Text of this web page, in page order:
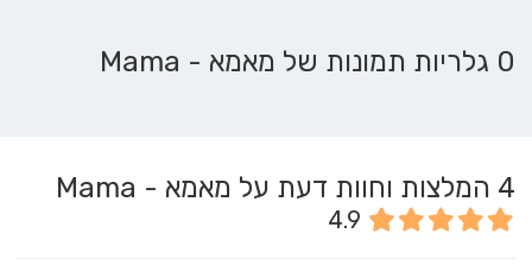
0 גלריות תמונות של מאמא - Mama
4 המלצות וחוות דעת על מאמא - Mama
4.9